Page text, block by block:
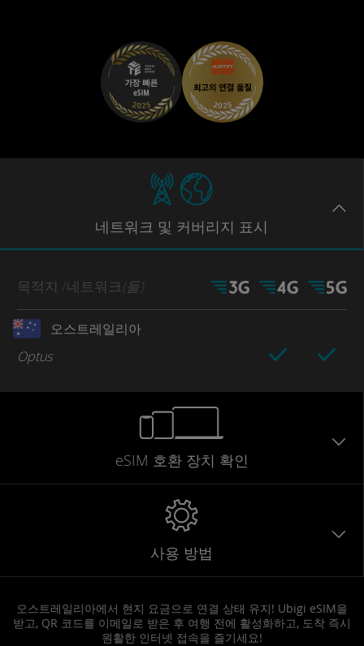
네트워크 및 커버리지 표시
목적지 /네트워크(들)
오스트레일리아
Optus
eSIM 호환 장치 확인
사용 방법
오스트레일리아에서 현지 요금으로 연결 상태 유지! Ubigi eSIM을
받고, QR 코드를 이메일로 받은 후 여행 전에 활성화하고, 도착 즉시
원활한 인터넷 접속을 즐기세요!